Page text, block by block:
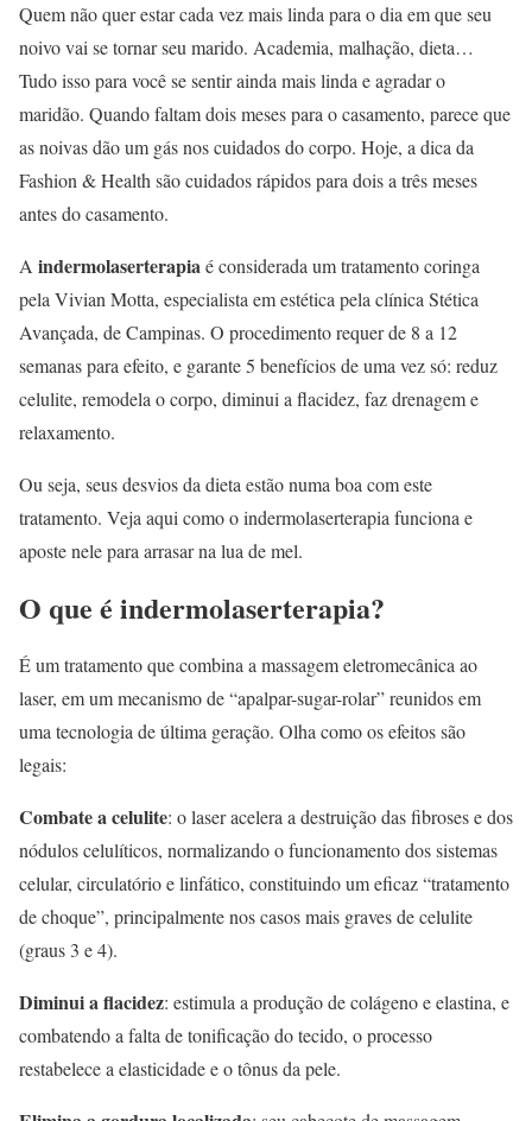
Quem não quer estar cada vez mais linda para o dia em que seu
noivo vai se tornar seu marido. Academia, malhação, dieta…
Tudo isso para você se sentir ainda mais linda e agradar o
maridão. Quando faltam dois meses para o casamento, parece que
as noivas dão um gás nos cuidados do corpo. Hoje, a dica da
Fashion & Health são cuidados rápidos para dois a três meses
antes do casamento.
A indermolaserterapiaé considerada um tratamento coringa
pela Vivian Motta, especialista em estética pela clínica Stética
Avançada, de Campinas. O procedimento requer de 8 a 12
semanas para efeito, e garante 5 benefícios de uma vez só: reduz
celulite, remodela o corpo, diminui a flacidez, faz drenagem e
relaxamento.
Ou seja, seus desvios da dieta estão numa boa com este
tratamento. Veja aqui como o indermolaserterapia funciona e
aposte nele para arrasar na lua de mel.
O que é indermolaserterapia?
É um tratamento que combina a massagem eletromecânica ao
laser, em um mecanismo de “apalpar-sugar-rolar” reunidos em
uma tecnologia de última geração. Olha como os efeitos são
legais:
Combate a celulite: o laser acelera a destruição das fibroses e dos
nódulos celulíticos, normalizando o funcionamento dos sistemas
celular, circulatório e linfático, constituindo um eficaz “tratamento
de choque”, principalmente nos casos mais graves de celulite
(graus 3 e 4).
Diminui a flacidez: estimula a produção de colágeno e elastina, e
combatendo a falta de tonificação do tecido, o processo
restabelece a elasticidade e o tônus da pele.